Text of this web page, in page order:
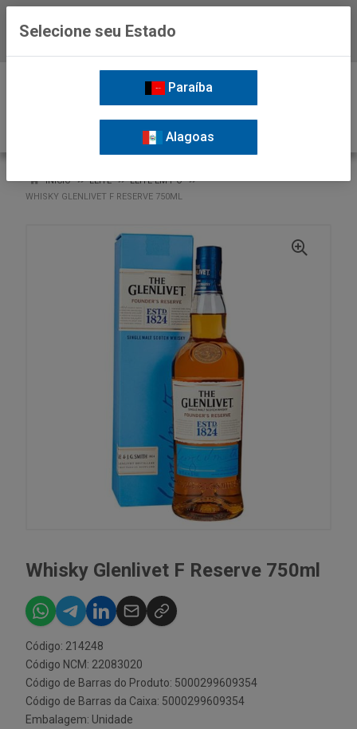
INÍCIO LEITE
LEITE EM PÓ
WHISKY GLENLIVET F RESERVE 750ML
Whisky Glenlivet F Reserve 750ml
Código: 214248
Código NCM: 22083020
Código de Barras do Produto: 5000299609354
Código de Barras da Caixa: 5000299609354
Embalagem: Unidade
Selecione seu Estado
Paraíba
Alagoas